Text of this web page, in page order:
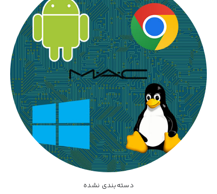
دسته‌بندی نشده